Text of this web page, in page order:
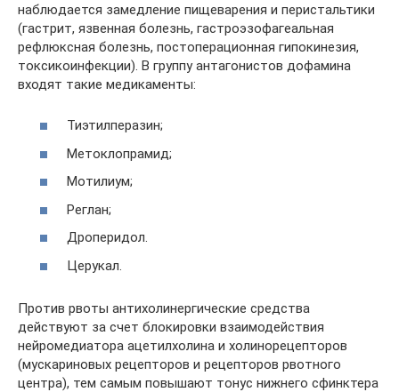
наблюдается замедление пищеварения и перистальтики
(гастрит, язвенная болезнь, гастроэзофагеальная
рефлюксная болезнь, постоперационная гипокинезия,
токсикоинфекции). В группу антагонистов дофамина
входят такие медикаменты:
Тиэтилперазин;
Метоклопрамид;
Мотилиум;
Реглан;
Дроперидол.
Церукал.
Против рвоты антихолинергические средства
действуют за счет блокировки взаимодействия
нейромедиатора ацетилхолина и холинорецепторов
(мускариновых рецепторов и рецепторов рвотного
центра), тем самым повышают тонус нижнего сфинктера